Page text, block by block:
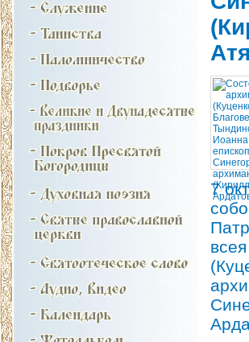
7